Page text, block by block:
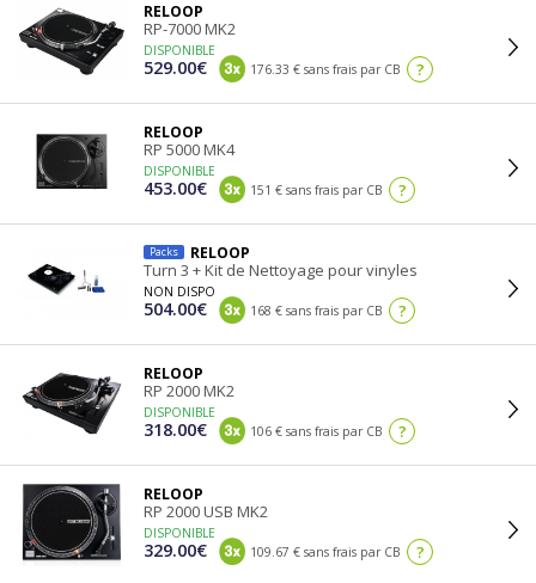
RELOOP
RP-7000 MK2
DISPONIBLE
529.00€ 176.33 € sans frais par CB ?
RELOOP
RP 5000 MK4
DISPONIBLE
453.00€ 151 € sans frais par CB ?
Packs RELOOP
Turn 3 + Kit de Nettoyage pour vinyles
NON DISPO
504.00€ 168 € sans frais par CB ?
RELOOP
RP 2000 MK2
DISPONIBLE
318.00€ 106 € sans frais par CB ?
RELOOP
RP 2000 USB MK2
DISPONIBLE
329.00€ 109.67 € sans frais par CB ?